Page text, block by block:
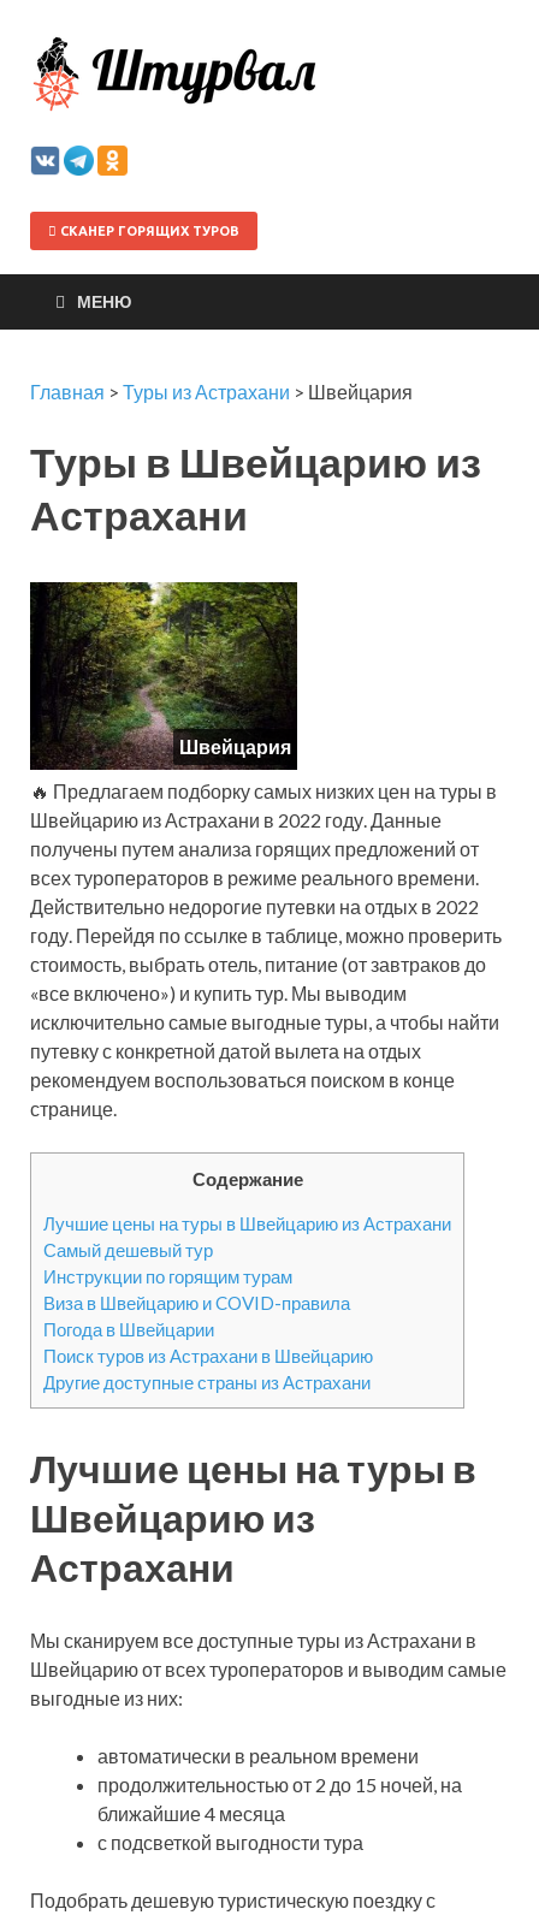
СКАНЕР ГОРЯЩИХ ТУРОВ
МЕНЮ
Главная > Туры из Астрахани > Швейцария
Туры в Швейцарию из
Астрахани
Швейцария
🔥 Предлагаем подборку самых низких цен на туры в
Швейцарию из Астрахани в 2022 году. Данные
получены путем анализа горящих предложений от
всех туроператоров в режиме реального времени.
Действительно недорогие путевки на отдых в 2022
году. Перейдя по ссылке в таблице, можно проверить
стоимость, выбрать отель, питание (от завтраков до
«все включено») и купить тур. Мы выводим
исключительно самые выгодные туры, а чтобы найти
путевку с конкретной датой вылета на отдых
рекомендуем воспользоваться поиском в конце
странице.
Содержание
Лучшие цены на туры в Швейцарию из Астрахани
Самый дешевый тур
Инструкции по горящим турам
Виза в Швейцарию и COVID-правила
Погода в Швейцарии
Поиск туров из Астрахани в Швейцарию
Другие доступные страны из Астрахани
Лучшие цены на туры в
Швейцарию из
Астрахани
Мы сканируем все доступные туры из Астрахани в
Швейцарию от всех туроператоров и выводим самые
выгодные из них:
автоматически в реальном времени
продолжительностью от 2 до 15 ночей, на
ближайшие 4 месяца
с подсветкой выгодности тура
Подобрать дешевую туристическую поездку с